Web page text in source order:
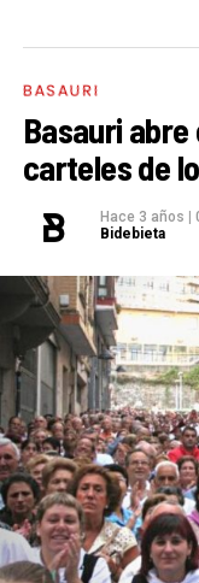
BASAURI
Basauri
carteles de
Hace 3 años
Bidebieta